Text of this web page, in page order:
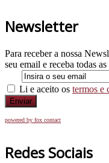
Newsletter
Para receber a nossa
seu email e receba todas
Li e aceito os termos e
Enviar
powered by fox contact
Redes Sociais